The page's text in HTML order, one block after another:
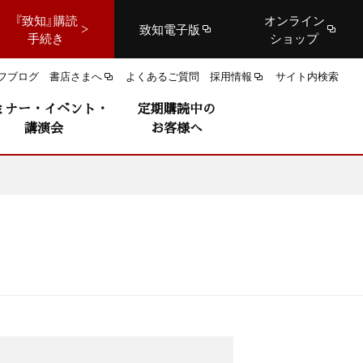
『致知』購読
手続き
致知電子版
オンライン
ショップ
ブログ 書店さまへ よくあるご質問 採用情報 サイト内検索
ナー・イベント・
講演会
定期購読中の
お客様へ